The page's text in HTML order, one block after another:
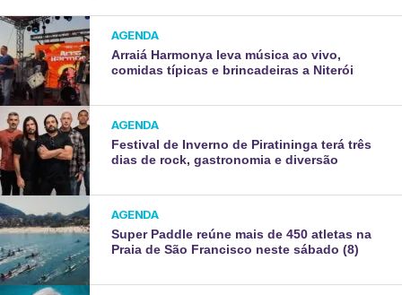
AGENDA
Arraiá Harmonya leva música ao vivo,
comidas típicas e brincadeiras a Niterói
AGENDA
Festival de Inverno de Piratininga terá três
dias de rock, gastronomia e diversão
AGENDA
Super Paddle reúne mais de 450 atletas na
Praia de São Francisco neste sábado (8)